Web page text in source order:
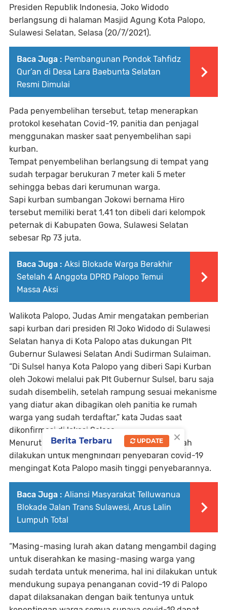
Presiden Republik Indonesia, Joko Widodo
berlangsung di halaman Masjid Agung Kota Palopo,
Sulawesi Selatan, Selasa (20/7/2021).
Baca Juga : Pembangunan Pondok Tahfidz
Qur’an di Desa Lara Baebunta Selatan
Resmi Dimulai
Pada penyembelihan tersebut, tetap menerapkan
protokol kesehatan Covid-19, panitia dan penjagal
menggunakan masker saat penyembelihan sapi
kurban.
Tempat penyembelihan berlangsung di tempat yang
sudah terpagar berukuran 7 meter kali 5 meter
sehingga bebas dari kerumunan warga.
Sapi kurban sumbangan Jokowi bernama Hiro
tersebut memiliki berat 1,41 ton dibeli dari kelompok
peternak di Kabupaten Gowa, Sulawesi Selatan
sebesar Rp 73 juta.
Baca Juga : Aksi Blokade Warga Berakhir
Setelah 4 Anggota DPRD Palopo Temui
Massa Aksi
Walikota Palopo, Judas Amir mengatakan pemberian
sapi kurban dari presiden RI Joko Widodo di Sulawesi
Selatan hanya di Kota Palopo atas dukungan Plt
Gubernur Sulawesi Selatan Andi Sudirman Sulaiman.
“Di Sulsel hanya Kota Palopo yang diberi Sapi Kurban
oleh Jokowi melalui pak Plt Gubernur Sulsel, baru saja
sudah disembelih, setelah rampung sesuai mekanisme
yang diatur akan dibagikan oleh panitia ke rumah
warga yang sudah terdaftar,” kata Judas saat
dikonfirmasi di lokasi,Selasa.
Menurut Judas penyaluran oleh panitia ke lurah
dilakukan untuk menghindari penyebaran covid-19
mengingat Kota Palopo masih tinggi penyebarannya.
Baca Juga : Aliansi Masyarakat Telluwanua
Blokade Jalan Trans Sulawesi, Arus Lalin
Lumpuh Total
“Masing-masing lurah akan datang mengambil daging
untuk diserahkan ke masing-masing warga yang
sudah terdata untuk menerima, hal ini dilakukan untuk
mendukung supaya penanganan covid-19 di Palopo
dapat dilaksanakan dengan baik tentunya untuk
×
Berita Terbaru UPDATE